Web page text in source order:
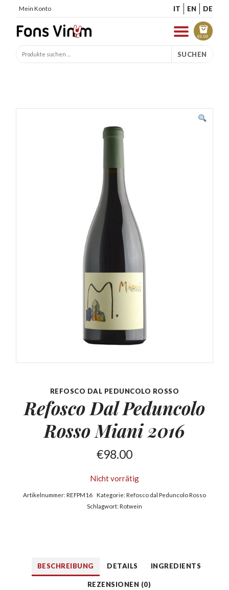
Mein Konto IT EN DE
€0.00
SUCHEN
REFOSCO DAL PEDUNCOLO ROSSO
Refosco Dal Peduncolo
Rosso Miani 2016
€98.00
Nicht vorrätig
Artikelnummer:REFPM16 Kategorie: Refosco dal Peduncolo Rosso
Schlagwort: Rotwein
BESCHREIBUNG DETAILS INGREDIENTS
REZENSIONEN (0)